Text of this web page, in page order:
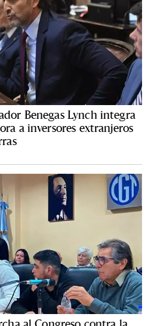
Benegas Lynch integra
a inversores extranjeros